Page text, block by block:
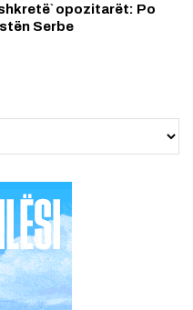
opozitarët: Po
Serbe